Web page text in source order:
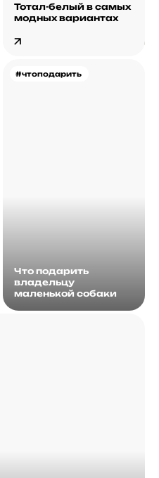
Тотал-белый в самых
модных вариантах
#чтоподарить
Что подарить
владельцу
маленькой собаки